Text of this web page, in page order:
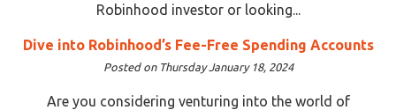
Robinhood investor or looking...
Dive into Robinhood’s Fee-Free Spending Accounts
Posted on Thursday January 18, 2024
Are you considering venturing into the world of